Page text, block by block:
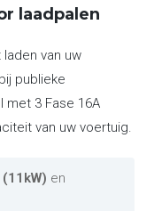
laadpalen
van uw
publieke
met 3 Fase 16A
van uw voertuig.
en